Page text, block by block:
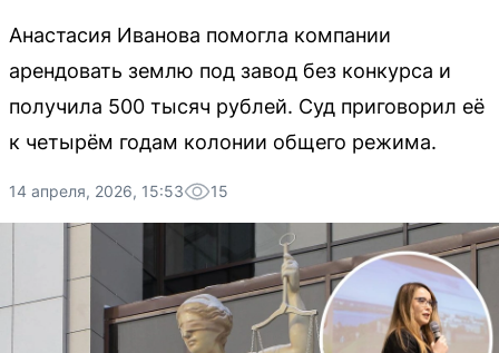
Анастасия Иванова помогла компании
арендовать землю под завод без конкурса и
получила 500 тысяч рублей. Суд приговорил её
к четырём годам колонии общего режима.
14 апреля, 2026, 15:53 15